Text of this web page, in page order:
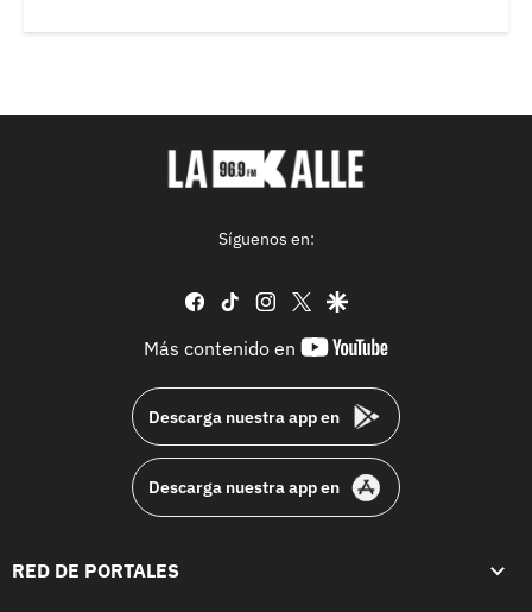
Síguenos en:
facebook
tiktok instagram
twittergoogle
Más contenido en
youtube-
Descarga nuestra app en
Descarga nuestra app en
RED DE PORTALES